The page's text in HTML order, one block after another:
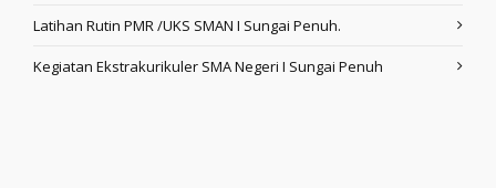
Latihan Rutin PMR /UKS SMAN I Sungai Penuh.
Kegiatan Ekstrakurikuler SMA Negeri I Sungai Penuh